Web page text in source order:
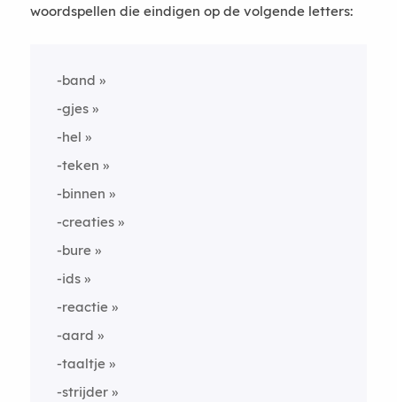
woordspellen die eindigen op de volgende letters:
-band
-gjes
-hel
-teken
-binnen
-creaties
-bure
-ids
-reactie
-aard
-taaltje
-strijder